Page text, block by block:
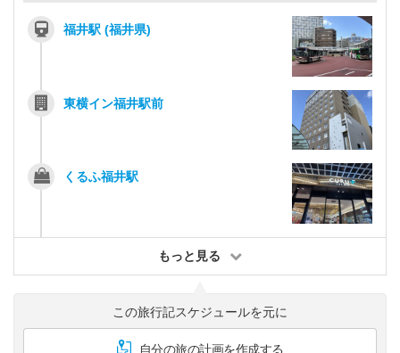
福井駅 (福井県)
東横イン福井駅前
くるふ福井駅
もっと見る
この旅行記スケジュールを元に
自分の旅の計画を作成する